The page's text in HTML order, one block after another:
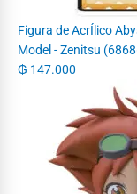
Figura de AcrÍlico
Model - Zenitsu
₲ 147.000